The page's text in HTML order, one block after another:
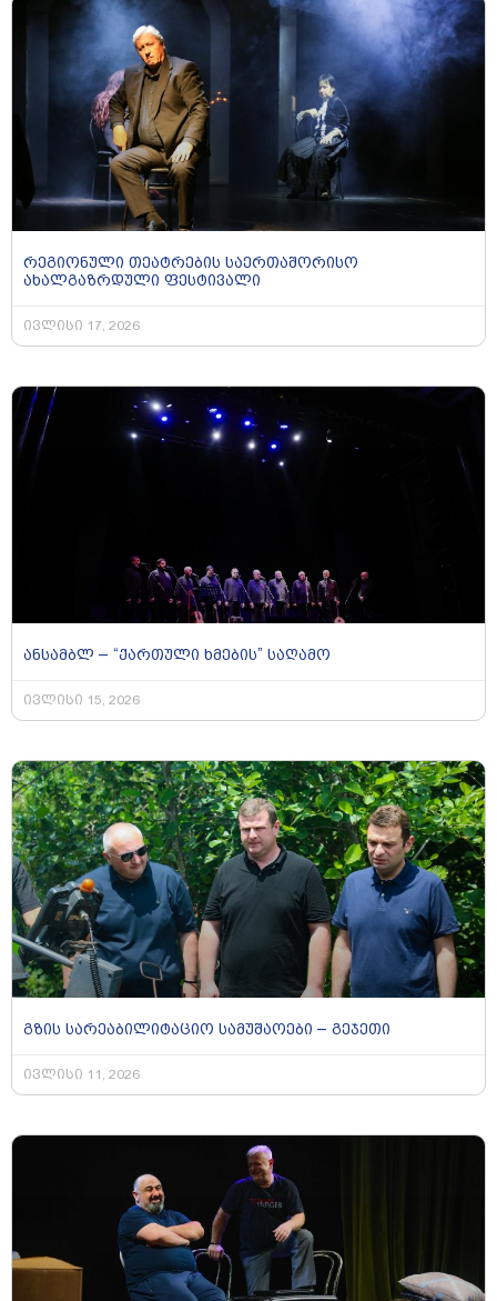
რეგიონული თეატრების საერთაშორისო
ახალგაზრდული ფესტივალი
ივლისი 17, 2026
ანსამბლ – “ქართული ხმების” საღამო
ივლისი 15, 2026
გზის სარეაბილიტაციო სამუშაოები – გეჯეთი
ივლისი 11, 2026